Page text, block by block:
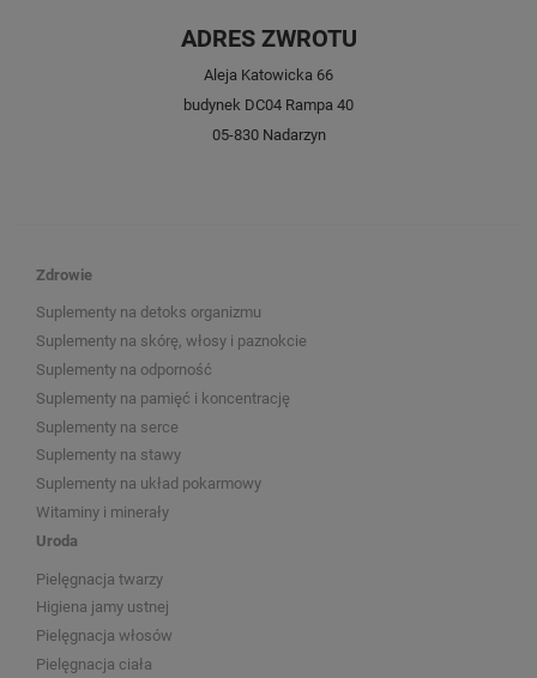
ADRES ZWROTU
Aleja Katowicka 66
budynek DC04 Rampa 40
05-830 Nadarzyn
Zdrowie
Suplementy na detoks organizmu
Suplementy na skórę, włosy i paznokcie
Suplementy na odporność
Suplementy na pamięć i koncentrację
Suplementy na serce
Suplementy na stawy
Suplementy na układ pokarmowy
Witaminy i minerały
Uroda
Pielęgnacja twarzy
Higiena jamy ustnej
Pielęgnacja włosów
Pielęgnacja ciała